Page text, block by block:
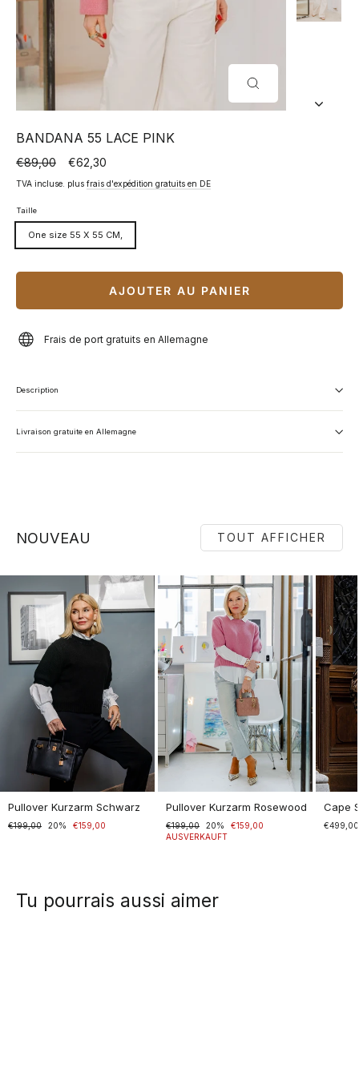
FERMER
(ESC)
BANDANA 55 LACE PINK
Prix
normal
€89,00
Prix
spécial
€62,30
TVA incluse. plus frais d'expédition gratuits en DE
Taille
One size 55 X 55 CM,
AJOUTER AU PANIER
Frais de port gratuits en Allemagne
Description
Livraison gratuite en Allemagne
NOUVEAU TOUT AFFICHER
Pullover Kurzarm Schwarz
Normaler
€199,00
Sonderpreis20% €159,00
Pullover Kurzarm Rosewood
Normaler
Preis
€199,00
Sonderpreis20%
€159,00
AUSVERKAUFT
Cape
€499,00
Tu pourrais aussi aimer